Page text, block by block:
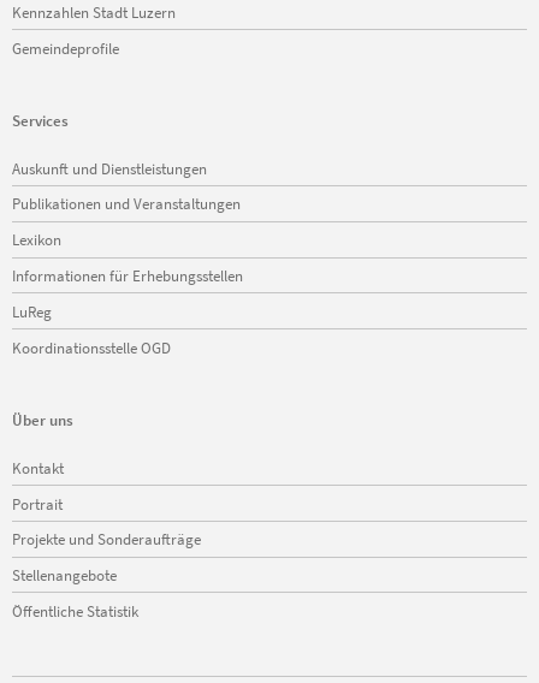
Kennzahlen Stadt Luzern
Gemeindeprofile
Services
Navigation
überspringen
Auskunft und Dienstleistungen
Publikationen und Veranstaltungen
Lexikon
Informationen für Erhebungsstellen
LuReg
Koordinationsstelle OGD
Über uns
Navigation
überspringen
Kontakt
Portrait
Projekte und Sonderaufträge
Stellenangebote
Öffentliche Statistik